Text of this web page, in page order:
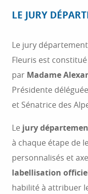
LE JURY
Le jury
Fleuris est
par Madame
Présidente
et Sénatrice des
Le jury
à chaque étape de
personnalisés et
labellisation
habilité à attribuer